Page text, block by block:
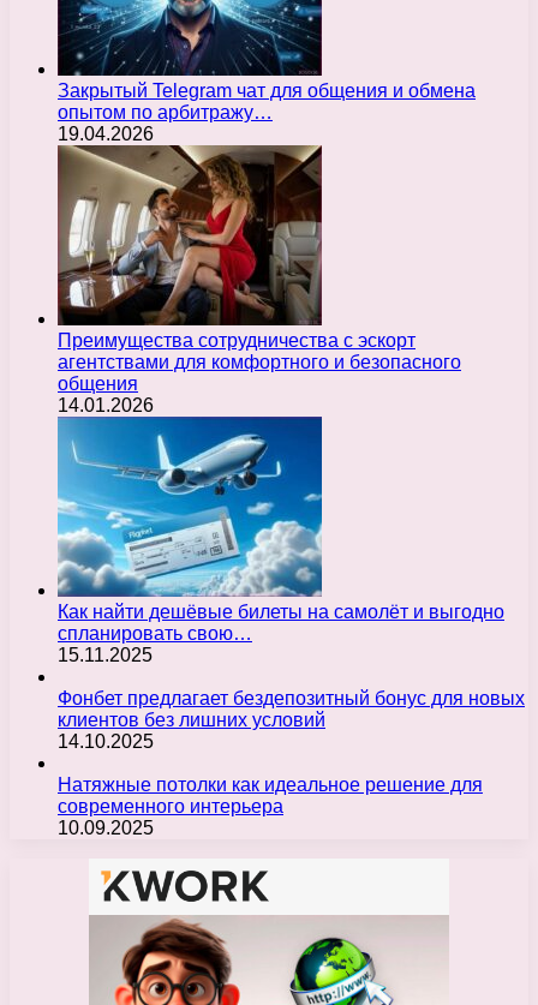
Закрытый Telegram чат для общения и обмена
опытом по арбитражу…
19.04.2026
Преимущества сотрудничества с эскорт
агентствами для комфортного и безопасного
общения
14.01.2026
Как найти дешёвые билеты на самолёт и выгодно
спланировать свою…
15.11.2025
Фонбет предлагает бездепозитный бонус для новых
клиентов без лишних условий
14.10.2025
Натяжные потолки как идеальное решение для
современного интерьера
10.09.2025